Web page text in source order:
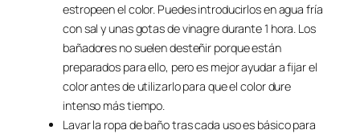
estropeen el color. Puedes introducirlos en agua fría
con sal y unas gotas de vinagre durante 1 hora. Los
bañadores no suelen desteñir porque están
preparados para ello, pero es mejor ayudar a fijar el
color antes de utilizarlo para que el color dure
intenso más tiempo.
Lavar la ropa de baño tras cada uso es básico para